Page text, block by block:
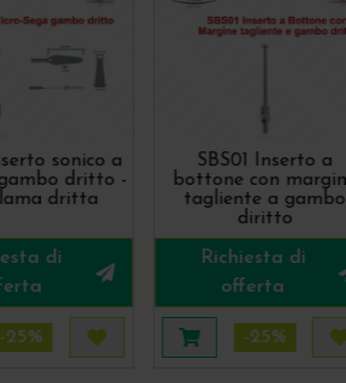
sonico a
dritto -
dritta
di
al carrello
-25%
Acquista più tardi
SBS01 Inserto a
bottone con
tagliente a gambo
diritto
Richiesta di
offerta
Aggiungi al
-25%